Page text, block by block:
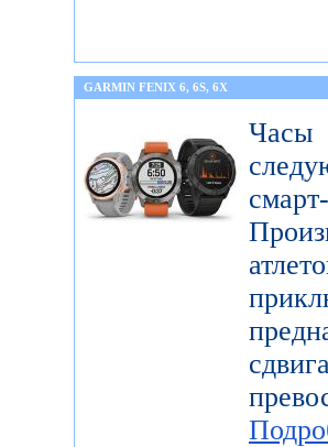
GARMIN FENIX 6, 6S, 6X